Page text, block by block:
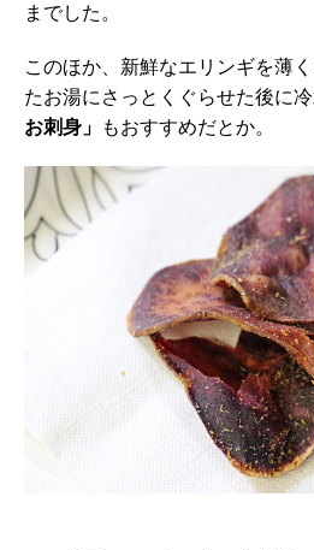
までした。
このほか、新鮮なエリンギを薄
たお湯にさっとくぐらせた後に
お刺身」 もおすすめだとか。